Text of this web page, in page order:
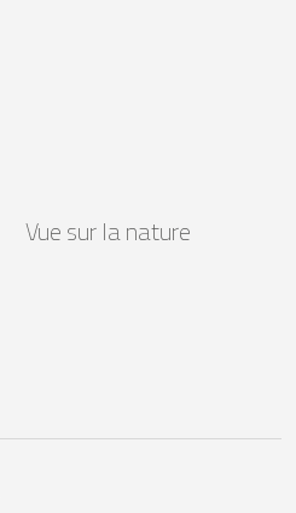
Vue sur la nature